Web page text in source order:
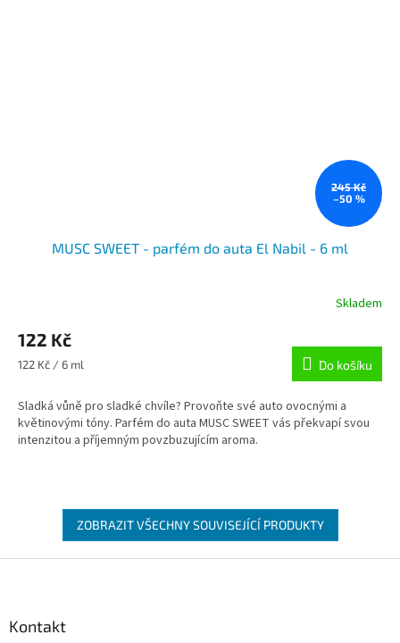
245 Kč
–50 %
MUSC SWEET - parfém do auta El Nabil - 6 ml
Skladem
122 Kč
Měrná
122 Kč / 6 ml Do košíku
Sladká vůně pro sladké chvíle? Provoňte své auto ovocnými a
květinovými tóny. Parfém do auta MUSC SWEET vás překvapí svou
intenzitou a příjemným povzbuzujícím aroma.
ZOBRAZIT VŠECHNY SOUVISEJÍCÍ PRODUKTY
Kontakt